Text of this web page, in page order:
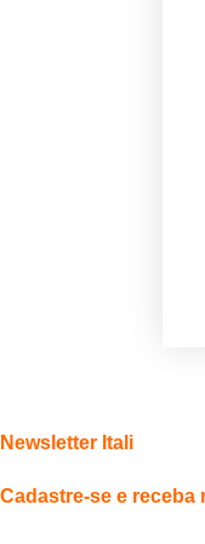
Newsletter Itali
Cadastre-se e